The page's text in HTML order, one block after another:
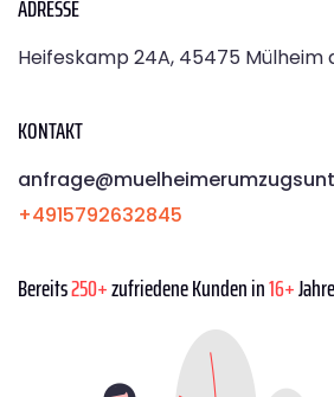
ADRESSE
Heifeskamp 24A, 45475 Mülheim
KONTAKT
+4915792632845
Bereits250+zufriedene Kunden in16+